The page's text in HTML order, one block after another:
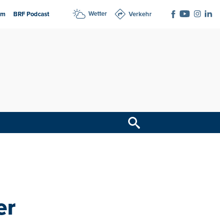
BRF Podcast Wetter Verkehr